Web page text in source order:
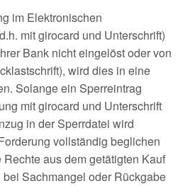
im Elektronischen
mit girocard und Unterschrift)
Bank nicht eingelöst oder von
wird dies in eine
Solange ein Sperreintrag
mit girocard und Unterschrift
in der Sperrdatei wird
vollständig beglichen
aus dem getätigten Kauf
Sachmangel oder Rückgabe